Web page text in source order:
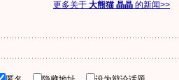
更多关于 大熊猫 晶晶 的新闻>>